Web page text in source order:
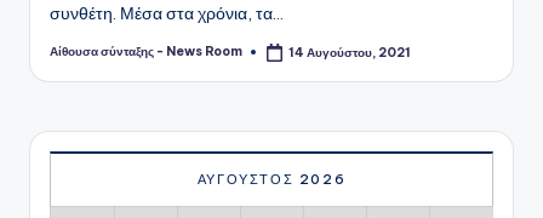
συνθέτη. Μέσα στα χρόνια, τα…
Συγγραφέας:
Αίθουσα σύνταξης - News Room 14 Αυγούστου, 2021
ΑΎΓΟΥΣΤΟΣ 2026